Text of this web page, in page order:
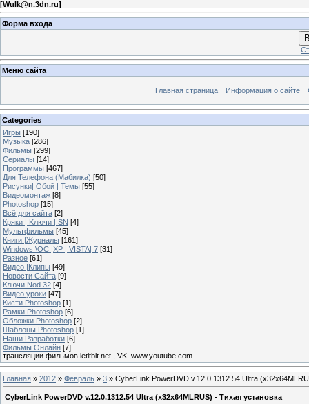
[Wulk@n.3dn.ru]
Форма входа
Меню сайта
Главная страница Информация о сайте
Categories
Игры [190]
Музыка [286]
Фильмы [299]
Сериалы [14]
Программы [467]
Для Телефона (Мабилка) [50]
Рисунки| Обой | Темы [55]
Видеомонтаж [8]
Photoshop [15]
Всё для сайта [2]
Кряки | Kлючи | SN [4]
Мультфильмы [45]
Книги |Журналы [161]
Windows \OC |XP | VISTA| 7 [31]
Разное [61]
Видео |Клипы [49]
Новости Сайта [9]
Ключи Nod 32 [4]
Видео уроки [47]
Кисти Photoshop [1]
Рамки Photoshop [6]
Обложки Photoshop [2]
Шаблоны Photoshop [1]
Наши Разработки [6]
Фильмы Онлайн [7]
трансляции фильмов letitbit.net , VK ,www.youtube.com
Главная » 2012 » Февраль » 3 » CyberLink PowerDVD v.12.0.1312.54 Ultra
CyberLink PowerDVD v.12.0.1312.54 Ultra (x32x64MLRUS) - Тихая установка